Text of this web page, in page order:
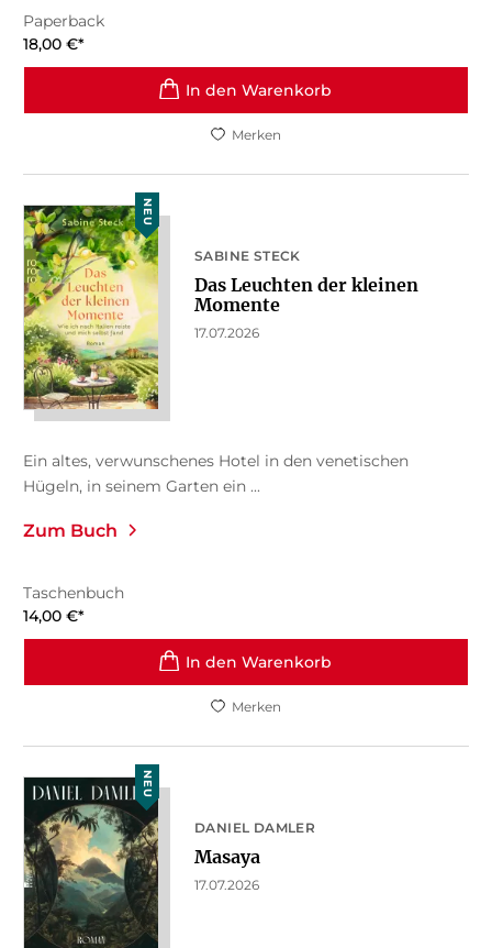
Paperback
18,00 €*
In den Warenkorb
Merken
NEU
SABINE STECK
Das Leuchten der kleinen
Momente
17.07.2026
Ein altes, verwunschenes Hotel in den venetischen
Hügeln, in seinem Garten ein ...
Zum Buch
Taschenbuch
14,00 €*
In den Warenkorb
Merken
NEU
DANIEL DAMLER
Masaya
17.07.2026